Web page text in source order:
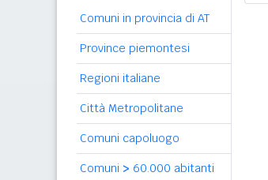
Comuni in provincia di AT
Province piemontesi
Regioni italiane
Città Metropolitane
Comuni capoluogo
Comuni > 60.000 abitanti